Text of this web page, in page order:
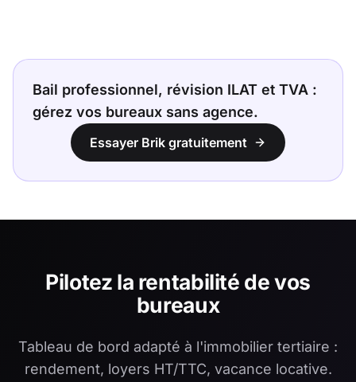
Bail professionnel, révision ILAT et TVA :
gérez vos bureaux sans agence.
Essayer Brik gratuitement
Pilotez la rentabilité de vos
bureaux
Tableau de bord adapté à l'immobilier tertiaire :
rendement, loyers HT/TTC, vacance locative.